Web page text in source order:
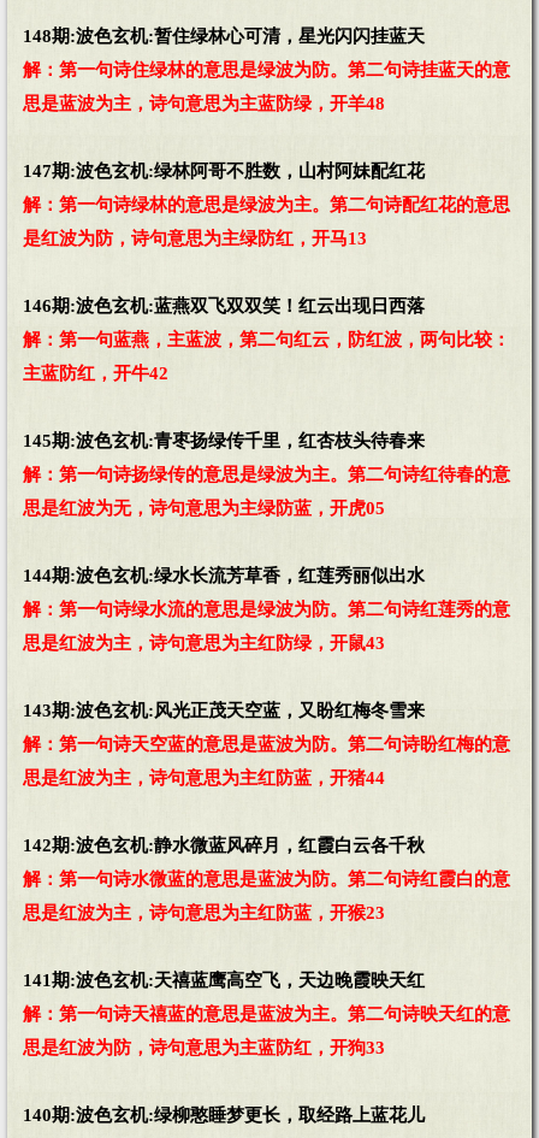
148期:波色玄机:暂住绿林心可清，星光闪闪挂蓝天
解：第一句诗住绿林的意思是绿波为防。第二句诗挂蓝天的意
思是蓝波为主，诗句意思为主蓝防绿，开羊48
147期:波色玄机:绿林阿哥不胜数，山村阿妹配红花
解：第一句诗绿林的意思是绿波为主。第二句诗配红花的意思
是红波为防，诗句意思为主绿防红，开马13
146期:波色玄机:蓝燕双飞双双笑！红云出现日西落
解：第一句蓝燕，主蓝波，第二句红云，防红波，两句比较：
主蓝防红，开牛42
145期:波色玄机:青枣扬绿传千里，红杏枝头待春来
解：第一句诗扬绿传的意思是绿波为主。第二句诗红待春的意
思是红波为无，诗句意思为主绿防蓝，开虎05
144期:波色玄机:绿水长流芳草香，红莲秀丽似出水
解：第一句诗绿水流的意思是绿波为防。第二句诗红莲秀的意
思是红波为主，诗句意思为主红防绿，开鼠43
143期:波色玄机:风光正茂天空蓝，又盼红梅冬雪来
解：第一句诗天空蓝的意思是蓝波为防。第二句诗盼红梅的意
思是红波为主，诗句意思为主红防蓝，开猪44
142期:波色玄机:静水微蓝风碎月，红霞白云各千秋
解：第一句诗水微蓝的意思是蓝波为防。第二句诗红霞白的意
思是红波为主，诗句意思为主红防蓝，开猴23
141期:波色玄机:天禧蓝鹰高空飞，天边晚霞映天红
解：第一句诗天禧蓝的意思是蓝波为主。第二句诗映天红的意
思是红波为防，诗句意思为主蓝防红，开狗33
140期:波色玄机:绿柳憨睡梦更长，取经路上蓝花儿